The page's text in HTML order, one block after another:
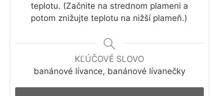
teplotu. (Začnite na strednom plameni a
potom znižujte teplotu na nižší plameň.)
KĽÚČOVÉ SLOVO
banánové lívance, banánové lívanečky